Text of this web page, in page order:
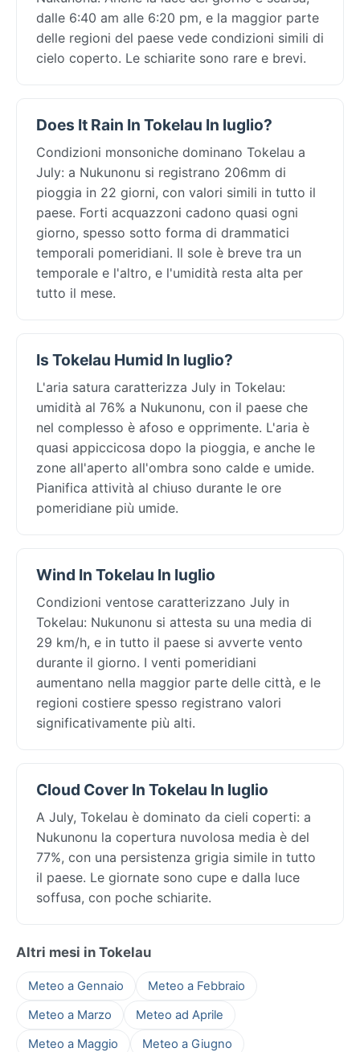
dalle 6:40 am alle 6:20 pm, e la maggior parte
delle regioni del paese vede condizioni simili di
cielo coperto. Le schiarite sono rare e brevi.
Does It Rain In Tokelau In luglio?
Condizioni monsoniche dominano Tokelau a
July: a Nukunonu si registrano 206mm di
pioggia in 22 giorni, con valori simili in tutto il
paese. Forti acquazzoni cadono quasi ogni
giorno, spesso sotto forma di drammatici
temporali pomeridiani. Il sole è breve tra un
temporale e l'altro, e l'umidità resta alta per
tutto il mese.
Is Tokelau Humid In luglio?
L'aria satura caratterizza July in Tokelau:
umidità al 76% a Nukunonu, con il paese che
nel complesso è afoso e opprimente. L'aria è
quasi appiccicosa dopo la pioggia, e anche le
zone all'aperto all'ombra sono calde e umide.
Pianifica attività al chiuso durante le ore
pomeridiane più umide.
Wind In Tokelau In luglio
Condizioni ventose caratterizzano July in
Tokelau: Nukunonu si attesta su una media di
29 km/h, e in tutto il paese si avverte vento
durante il giorno. I venti pomeridiani
aumentano nella maggior parte delle città, e le
regioni costiere spesso registrano valori
significativamente più alti.
Cloud Cover In Tokelau In luglio
A July, Tokelau è dominato da cieli coperti: a
Nukunonu la copertura nuvolosa media è del
77%, con una persistenza grigia simile in tutto
il paese. Le giornate sono cupe e dalla luce
soffusa, con poche schiarite.
Altri mesi in Tokelau
Meteo a Gennaio
Meteo a Febbraio
Meteo a Marzo
Meteo ad Aprile
Meteo a Maggio
Meteo a Giugno